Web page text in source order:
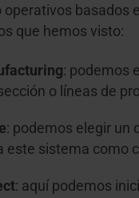
basados
que hemos visto:
: podemos
o líneas de
: podemos elegir un
este sistema como
: aquí podemos